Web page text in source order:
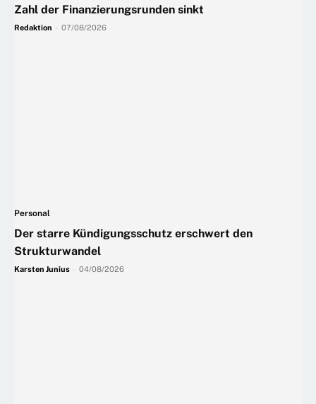
Zahl der Finanzierungsrunden sinkt
Redaktion 07/08/2026
Personal
Der starre Kündigungsschutz erschwert den
Strukturwandel
Karsten Junius 04/08/2026